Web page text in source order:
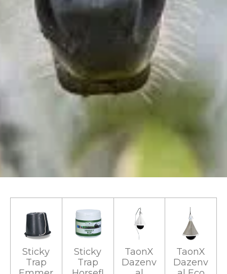
Sticky
Trap
Sticky
Trap
TaonX
Dazenv
TaonX
Dazenv